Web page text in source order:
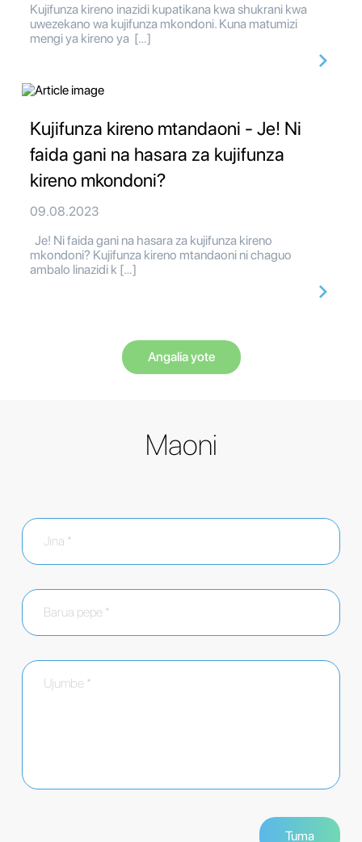
Kujifunza kireno inazidi kupatikana kwa shukrani kwa
uwezekano wa kujifunza mkondoni. Kuna matumizi
mengi ya kireno ya […]
Kujifunza kireno mtandaoni - Je! Ni
faida gani na hasara za kujifunza
kireno mkondoni?
09.08.2023
Je! Ni faida gani na hasara za kujifunza kireno
mkondoni? Kujifunza kireno mtandaoni ni chaguo
ambalo linazidi k […]
Angalia yote
Maoni